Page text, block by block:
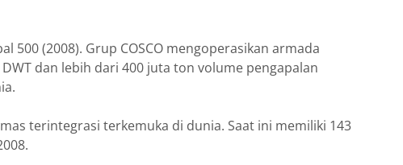
500 (2008). Grup COSCO mengoperasikan armada
dan lebih dari 400 juta ton volume pengapalan
terintegrasi terkemuka di dunia. Saat ini memiliki 143